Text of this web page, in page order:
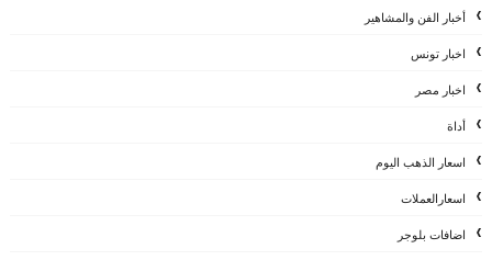
أخبار الفن والمشاهير
اخبار تونس
اخبار مصر
أداة
اسعار الذهب اليوم
اسعارالعملات
اضافات بلوجر